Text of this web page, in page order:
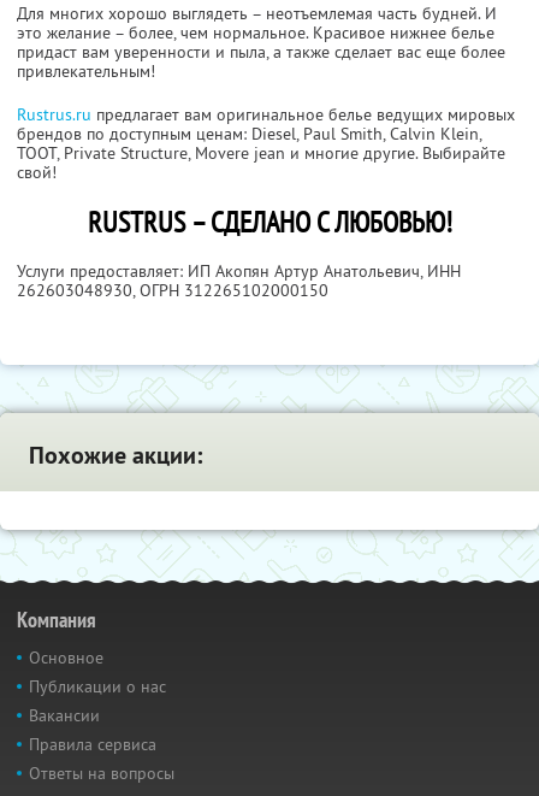
Для многих хорошо выглядеть – неотъемлемая часть будней. И
это желание – более, чем нормальное. Красивое нижнее белье
придаст вам уверенности и пыла, а также сделает вас еще более
привлекательным!
Rustrus.ru предлагает вам оригинальное белье ведущих мировых
брендов по доступным ценам: Diesel, Paul Smith, Calvin Klein,
TOOT, Private Structure, Movere jean и многие другие. Выбирайте
свой!
RUSTRUS – СДЕЛАНО С ЛЮБОВЬЮ!
Услуги предоставляет: ИП Акопян Артур Анатольевич, ИНН
262603048930, ОГРН 312265102000150
Похожие акции:
Компания
Основное
Публикации о нас
Вакансии
Правила сервиса
Ответы на вопросы